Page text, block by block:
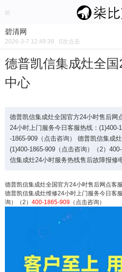
碧清网
2026-3-7 12:49:39 0次点击
德普凯信集成灶全
中心
德普凯信集成灶全国官方24小时售后网
24小时上门服务今日客服热线：(1)400-
-1865-909（点击咨询） 德普凯信集成
(1)400-1865-909（点击咨询）（2）
信集成灶24小时服务热线售后故障报修
德普凯信集成灶全国官方24小时售后网点客
德普凯信集成灶维修24小时上门服务今日客
询）（2） 400-1865-909 （点击咨询）
德普凯信集成灶全国
中心
德普凯信集成灶全国官方24
德普凯信集成灶维修24小时
线：(1)400-1865-909（点
909（点击咨询） 德普凯信
多少400热线(1)400-1865-